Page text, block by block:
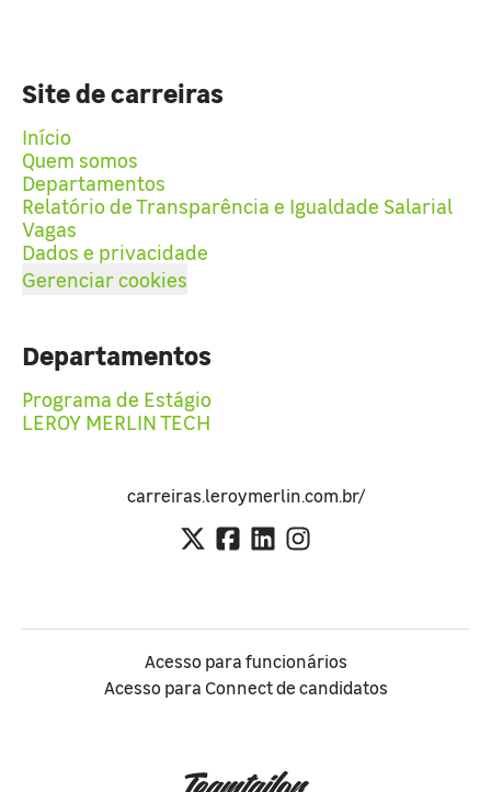
Site de carreiras
Início
Quem somos
Departamentos
Relatório de Transparência e Igualdade Salarial
Vagas
Dados e privacidade
Gerenciar cookies
Departamentos
Programa de Estágio
LEROY MERLIN TECH
carreiras.leroymerlin.com.br/
Acesso para funcionários
Acesso para Connect de candidatos